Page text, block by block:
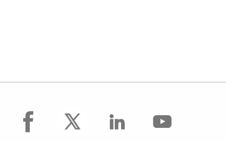
facebook